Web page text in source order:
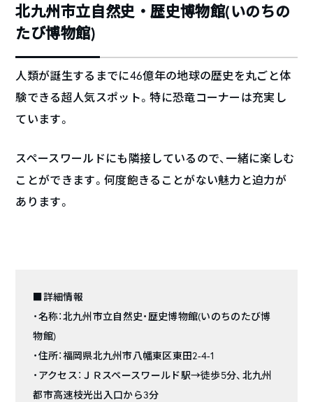
北九州市立自然史・歴史博物館(いのちの
たび博物館)
人類が誕生するまでに46億年の地球の歴史を丸ごと体
験できる超人気スポット。特に恐竜コーナーは充実し
ています。
スペースワールドにも隣接しているので、一緒に楽しむ
ことができます。何度飽きることがない魅力と迫力が
あります。
■詳細情報
・名称：北九州市立自然史・歴史博物館(いのちのたび博
物館)
・住所：福岡県北九州市八幡東区東田2-4-1
・アクセス：ＪＲスペースワールド駅→徒歩5分、北九州
都市高速枝光出入口から3分